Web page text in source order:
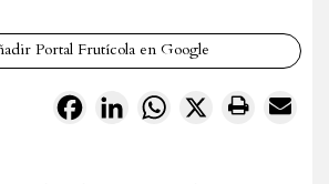
Portal Frutícola en Google
FacebookLinkedInWhatsApp
X